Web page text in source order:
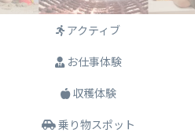
アクティブ
お仕事体験
収穫体験
乗り物スポット